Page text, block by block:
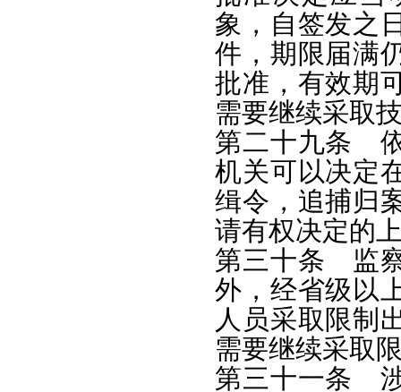
象，自签发之
件，期限届满
批准，有效期
需要继续采取
第二十九条
机关可以决定
缉令，追捕归
请有权决定的
第三十条 监
外，经省级以
人员采取限制
需要继续采取
第三十一条